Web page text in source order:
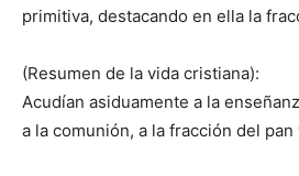
primitiva, destacando en ella la
(Resumen de la vida cristiana):
Acudían asiduamente a la
a la comunión, a la fracción del